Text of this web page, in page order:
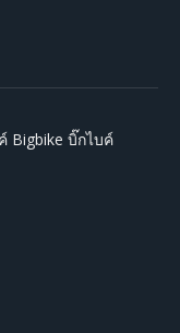
Bigbike บิ๊กไบค์